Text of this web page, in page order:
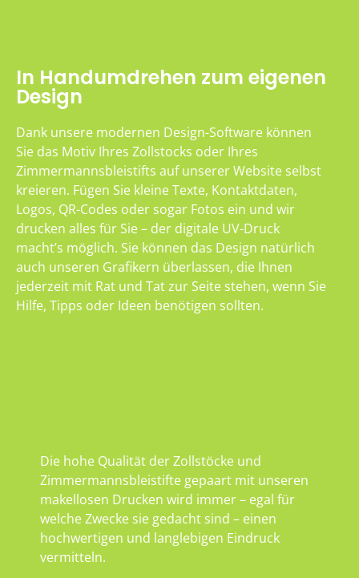
In Handumdrehen zum eigenen
Design
Dank unsere modernen Design-Software können
Sie das Motiv Ihres Zollstocks oder Ihres
Zimmermannsbleistifts auf unserer Website selbst
kreieren. Fügen Sie kleine Texte, Kontaktdaten,
Logos, QR-Codes oder sogar Fotos ein und wir
drucken alles für Sie – der digitale UV-Druck
macht’s möglich. Sie können das Design natürlich
auch unseren Grafikern überlassen, die Ihnen
jederzeit mit Rat und Tat zur Seite stehen, wenn Sie
Hilfe, Tipps oder Ideen benötigen sollten.
Die hohe Qualität der Zollstöcke und
Zimmermannsbleistifte gepaart mit unseren
makellosen Drucken wird immer – egal für
welche Zwecke sie gedacht sind – einen
hochwertigen und langlebigen Eindruck
vermitteln.